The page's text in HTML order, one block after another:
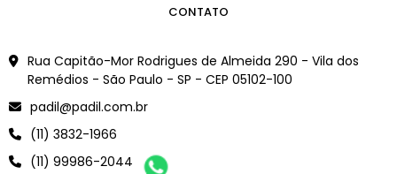
CONTATO
Rua Capitão-Mor Rodrigues de Almeida 290 - Vila dos
Remédios - São Paulo - SP - CEP 05102-100
padil@padil.com.br
(11) 3832-1966
(11) 99986-2044